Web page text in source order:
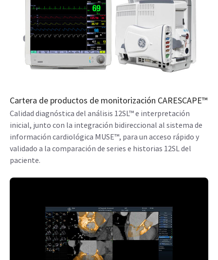
Cartera de productos de monitorización CARESCAPE™
Calidad diagnóstica del análisis 12SL™ e interpretación
inicial, junto con la integración bidireccional al sistema de
información cardiológica MUSE™, para un acceso rápido y
validado a la comparación de series e historias 12SL del
paciente.